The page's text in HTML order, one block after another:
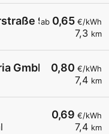
ab 0,65 €/kWh
7,3 km
9 - LS 1
0,80 €/kWh
7,4 km
GmbH - St.
0,69 €/kWh
7,4 km